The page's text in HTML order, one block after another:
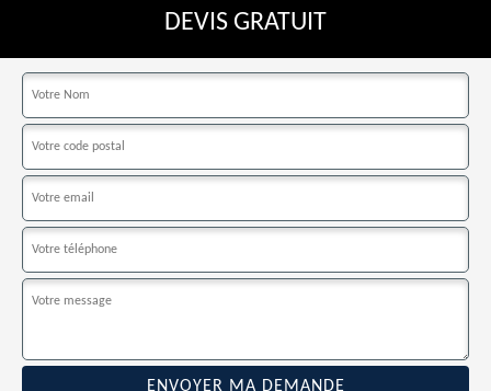
DEVIS GRATUIT